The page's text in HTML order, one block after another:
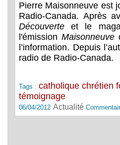
Pierre Maisonneuve est
Radio-Canada. Après
Découverteet le
l'émission Maisonneuve
l’information. Depuis
radio de Radio-Canada.
Tags :catholique chrétien
témoignage
06/04/2012 Actualité